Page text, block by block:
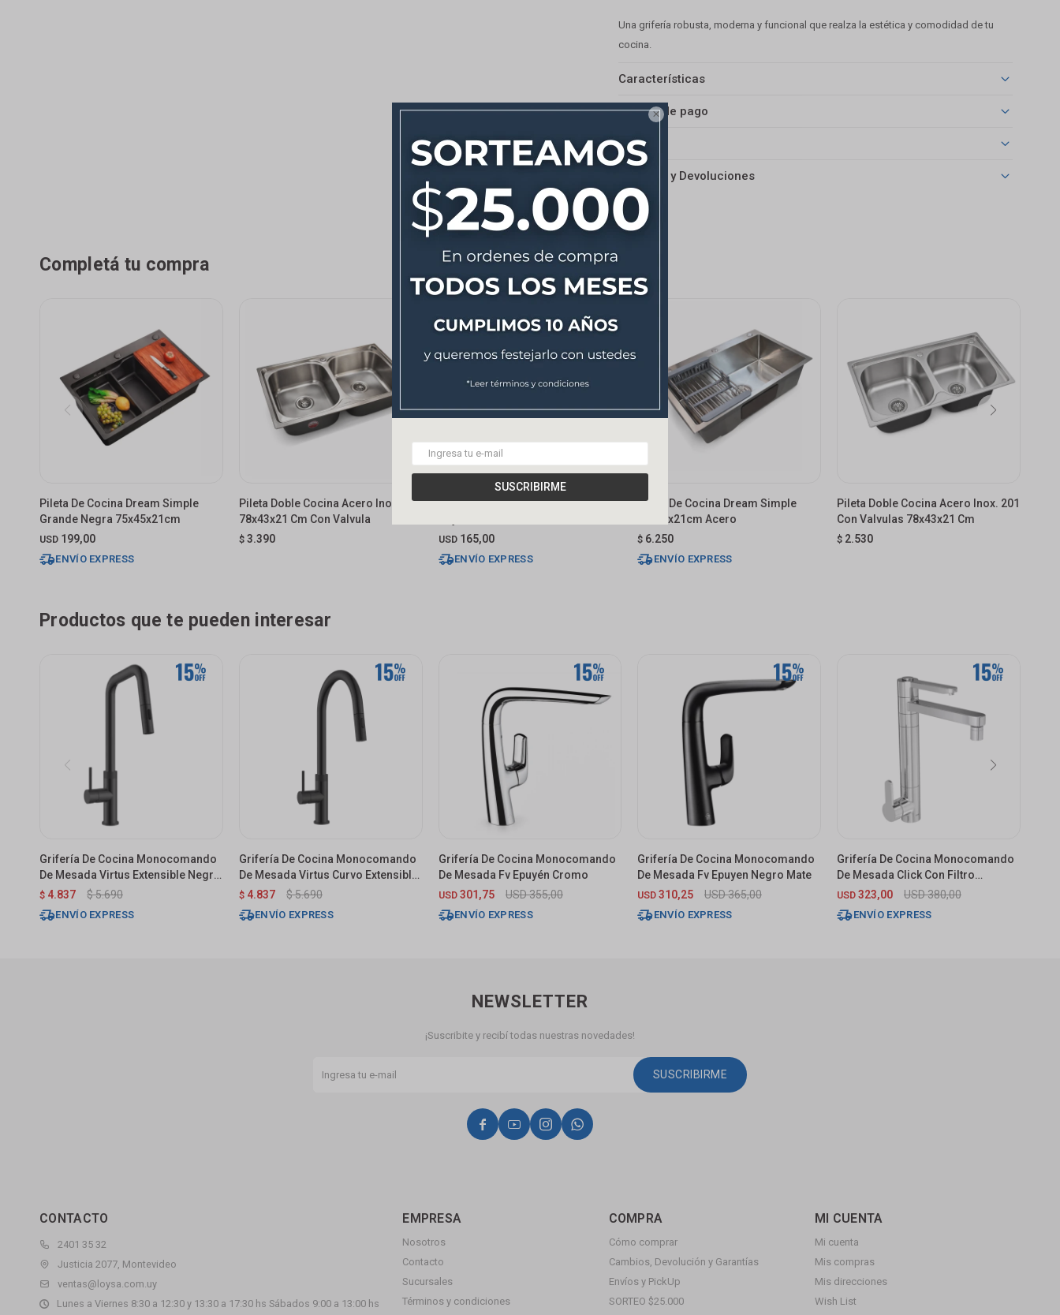

SUSCRIBIRME
Una grifería robusta, moderna y funcional que realza la estética y comodidad de tu
cocina.
Características
Medios de pago
Envíos
Cambios y Devoluciones
Completá tu compra
Pileta De Cocina Dream Simple
Grande Negra 75x45x21cm
USD 199,00
ENVÍO EXPRESS
Pileta Doble Cocina Acero Inox. 304
78x43x21 Cm Con Valvula
$ 3.390
Pileta De Cocina Simple C/guarda
USD 165,00
ENVÍO EXPRESS
Pileta De Cocina Dream Simple
68x45x21cm Acero
$ 6.250
ENVÍO EXPRESS
Pileta Doble Cocina Acero Inox. 201
Con Valvulas 78x43x21 Cm
$ 2.530
Productos que te pueden interesar
Grifería De Cocina Monocomando
De Mesada Virtus Extensible Negro
Mate
$ 4.837 $5.690
ENVÍO EXPRESS
Grifería De Cocina Monocomando
De Mesada Virtus Curvo Extensible
Negro Mate
$ 4.837 $5.690
ENVÍO EXPRESS
Grifería De Cocina Monocomando
De Mesada Fv Epuyén Cromo
USD 301,75 USD355,00
ENVÍO EXPRESS
Grifería De Cocina Monocomando
De Mesada Fv Epuyen Negro Mate
USD 310,25 USD365,00
ENVÍO EXPRESS
Grifería De Cocina Monocomando
De Mesada Click Con Filtro
Purificador Cromado
USD 323,00 USD380,00
ENVÍO EXPRESS
CONTACTO
2401 35 32
Justicia 2077, Montevideo
ventas@loysa.com.uy
Lunes a Viernes 8:30 a 12:30 y 13:30 a 17:30 hs Sábados 9:00 a 13:00 hs
EMPRESA
Nosotros
Contacto
Sucursales
Términos y condiciones
COMPRA
Cómo comprar
Cambios, Devolución y Garantías
Envíos y PickUp
SORTEO $25.000
MI CUENTA
Mi cuenta
Mis compras
Mis direcciones
Wish List
NEWSLETTER
¡Suscribite y recibí todas nuestras novedades!
SUSCRIBIRME
   